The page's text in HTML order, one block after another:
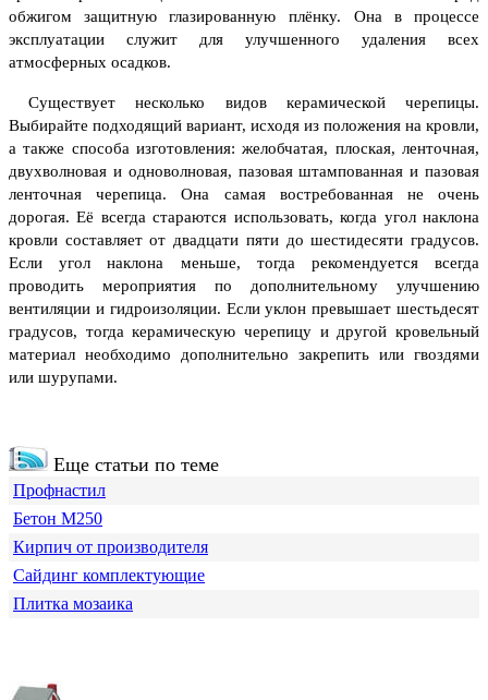
обжигом защитную глазированную плёнку.
Она в процессе
эксплуатации служит для улучшенного удаления всех
атмосферных осадков.
Существует несколько видов керамической черепицы.
Выбирайте подходящий вариант, исходя из положения на кровли,
а также способа изготовления: желобчатая, плоская, ленточная,
двухволновая и одноволновая, пазовая штампованная и пазовая
ленточная черепица. Она самая востребованная не очень
дорогая. Её всегда стараются использовать, когда угол наклона
кровли составляет от двадцати пяти до шестидесяти градусов.
Если угол наклона меньше, тогда рекомендуется всегда
проводить мероприятия по дополнительному улучшению
вентиляции и гидроизоляции. Если уклон превышает шестьдесят
градусов, тогда керамическую черепицу и другой кровельный
материал необходимо дополнительно закрепить или гвоздями
или шурупами.
Еще статьи по теме
Профнастил
Бетон М250
Кирпич от производителя
Сайдинг комплектующие
Плитка мозаика